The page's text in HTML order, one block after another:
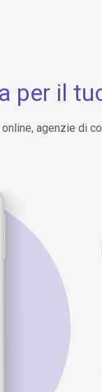
per il
agenzie di